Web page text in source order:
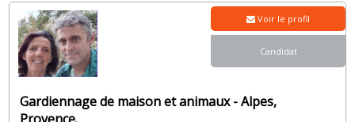
Gardiennage de maison et animaux - Alpes,
Voir le profil
Candidat